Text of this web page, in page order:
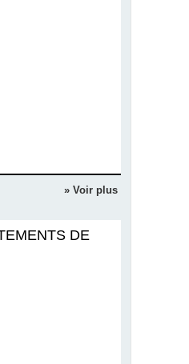
» Voir plus
DE